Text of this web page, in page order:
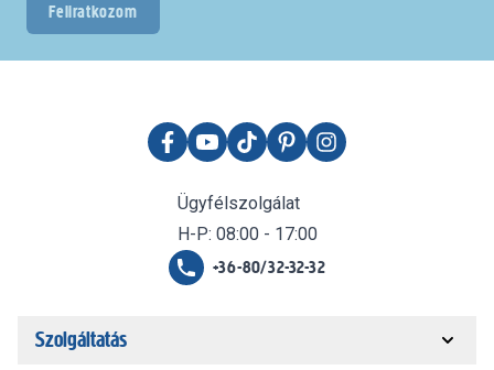
Feliratkozom
Ügyfélszolgálat
H-P: 08:00 - 17:00
+36-80/32-32-32
Szolgáltatás